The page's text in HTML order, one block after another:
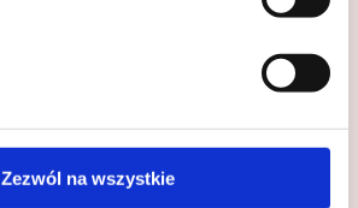
Zezwól na wszystkie